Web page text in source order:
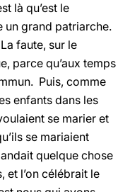
là qu’est le
un grand patriarche.
faute, sur le
parce qu’aux temps
Puis, comme
enfants dans les
se marier et
se mariaient
quelque chose
et l’on célébrait le